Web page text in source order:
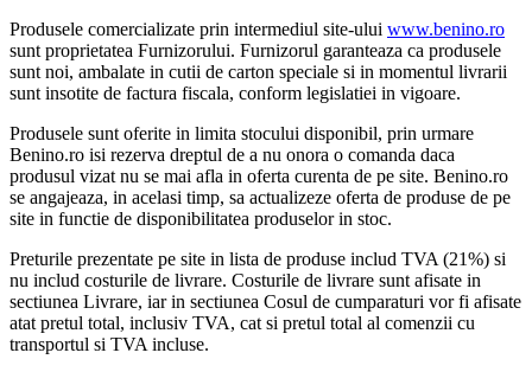
Produsele comercializate prin intermediul site-ului www.benino.ro
sunt proprietatea Furnizorului. Furnizorul garanteaza ca produsele
sunt noi, ambalate in cutii de carton speciale si in momentul livrarii
sunt insotite de factura fiscala, conform legislatiei in vigoare.
Produsele sunt oferite in limita stocului disponibil, prin urmare
Benino.ro isi rezerva dreptul de a nu onora o comanda daca
produsul vizat nu se mai afla in oferta curenta de pe site. Benino.ro
se angajeaza, in acelasi timp, sa actualizeze oferta de produse de pe
site in functie de disponibilitatea produselor in stoc.
Preturile prezentate pe site in lista de produse includ TVA (21%) si
nu includ costurile de livrare. Costurile de livrare sunt afisate in
sectiunea Livrare, iar in sectiunea Cosul de cumparaturi vor fi afisate
atat pretul total, inclusiv TVA, cat si pretul total al comenzii cu
transportul si TVA incluse.